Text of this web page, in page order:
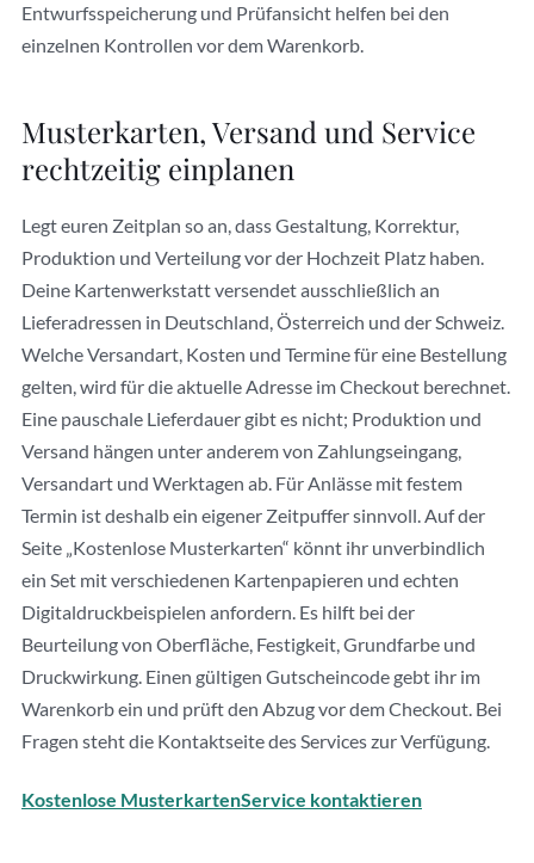
Entwurfsspeicherung und Prüfansicht helfen bei den
einzelnen Kontrollen vor dem Warenkorb.
Musterkarten, Versand und Service
rechtzeitig einplanen
Legt euren Zeitplan so an, dass Gestaltung, Korrektur,
Produktion und Verteilung vor der Hochzeit Platz haben.
Deine Kartenwerkstatt versendet ausschließlich an
Lieferadressen in Deutschland, Österreich und der Schweiz.
Welche Versandart, Kosten und Termine für eine Bestellung
gelten, wird für die aktuelle Adresse im Checkout berechnet.
Eine pauschale Lieferdauer gibt es nicht; Produktion und
Versand hängen unter anderem von Zahlungseingang,
Versandart und Werktagen ab. Für Anlässe mit festem
Termin ist deshalb ein eigener Zeitpuffer sinnvoll. Auf der
Seite „Kostenlose Musterkarten“ könnt ihr unverbindlich
ein Set mit verschiedenen Kartenpapieren und echten
Digitaldruckbeispielen anfordern. Es hilft bei der
Beurteilung von Oberfläche, Festigkeit, Grundfarbe und
Druckwirkung. Einen gültigen Gutscheincode gebt ihr im
Warenkorb ein und prüft den Abzug vor dem Checkout. Bei
Fragen steht die Kontaktseite des Services zur Verfügung.
Kostenlose MusterkartenService kontaktieren